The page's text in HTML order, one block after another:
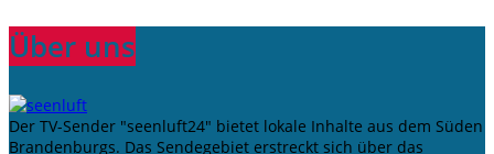
Über uns
Der TV-Sender "seenluft24" bietet lokale Inhalte aus dem Süden
Brandenburgs. Das Sendegebiet erstreckt sich über das